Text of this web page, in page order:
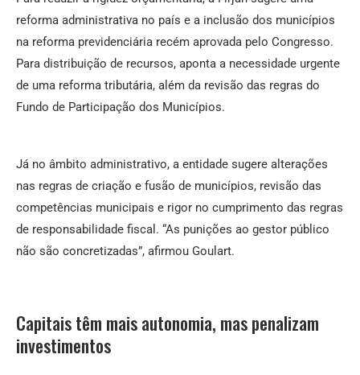
reforma administrativa no país e a inclusão dos municípios
na reforma previdenciária recém aprovada pelo Congresso.
Para distribuição de recursos, aponta a necessidade urgente
de uma reforma tributária, além da revisão das regras do
Fundo de Participação dos Municípios.
Já no âmbito administrativo, a entidade sugere alterações
nas regras de criação e fusão de municípios, revisão das
competências municipais e rigor no cumprimento das regras
de responsabilidade fiscal. “As punições ao gestor público
não são concretizadas”, afirmou Goulart.
Capitais têm mais autonomia, mas penalizam
investimentos